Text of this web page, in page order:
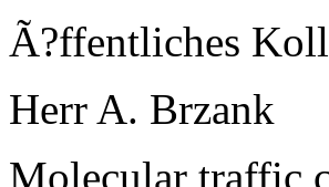
Ã?ffentliches
Herr A. Brzank
Molecular traffic